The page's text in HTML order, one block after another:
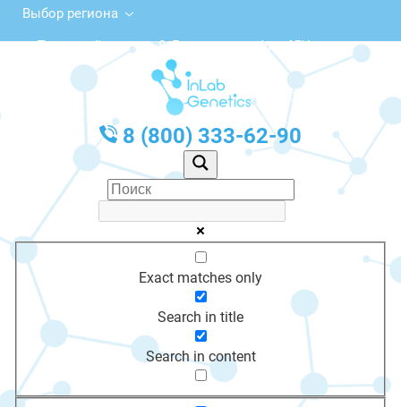
Выбор региона
Первомайская ул., 8, Бирюсинск, офис 65Н
с 10:00 до 20:00
График работы: Пн-Пт с 10:00 до 20:00
8 (800) 333-62-90
Exact matches only
Search in title
Search in content